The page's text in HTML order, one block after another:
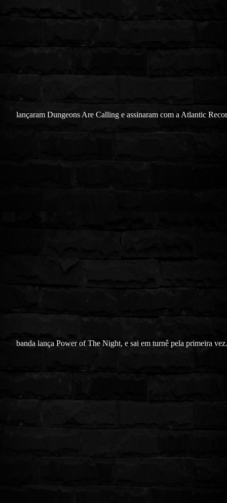
lançaram Dungeons Are Calling e assinaram com a Atlantic
banda lança Power of The Night, e sai em turnê pela primeira